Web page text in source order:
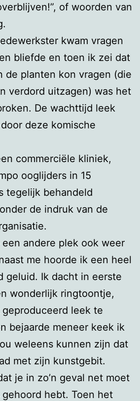
of woorden van
kwam vragen
bliefde en toen ik zei dat
de planten kon vragen (die
verdord uitzagen) was het
De wachttijd leek
deze komische
commerciële kliniek,
ooglijders in 15
tegelijk behandeld
de indruk van de
andere plek ook weer
me hoorde ik een heel
geluid. Ik dacht in eerste
wonderlijk ringtoontje,
leek te
bejaarde meneer keek ik
weleens kunnen zijn dat
met zijn kunstgebit.
je in zo’n geval net moet
hebt. Toen het